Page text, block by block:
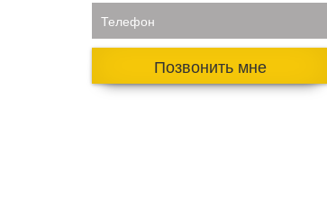
Телефон
Позвонить мне